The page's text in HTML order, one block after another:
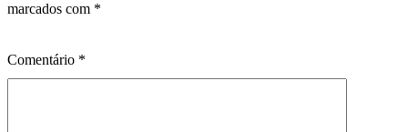
marcados com *
Comentário *